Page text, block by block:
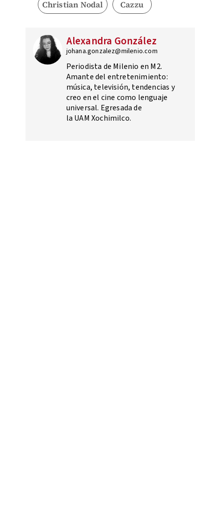
Christian Nodal Cazzu
Alexandra González
johana.gonzalez@milenio.com
Periodista de Milenio en M2.
Amante del entretenimiento:
música, televisión, tendencias y
creo en el cine como lenguaje
universal. Egresada de
la UAM Xochimilco.